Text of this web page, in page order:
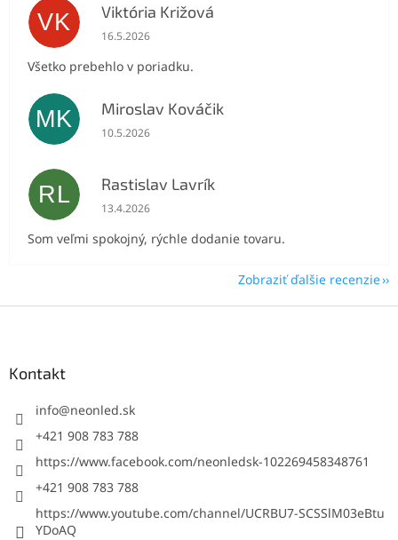
VK Viktória Križová
Hodnotenie obchodu je 5 z 5 hviezdičiek.
16.5.2026
Všetko prebehlo v poriadku.
MK Miroslav Kováčik
Hodnotenie obchodu je 5 z 5 hviezdičiek.
10.5.2026
RL Rastislav Lavrík
Hodnotenie obchodu je 5 z 5 hviezdičiek.
13.4.2026
Som veľmi spokojný, rýchle dodanie tovaru.
Zobraziť ďalšie recenzie
Kontakt
info@neonled.sk
+421 908 783 788
https://www.facebook.com/neonledsk-102269458348761
+421 908 783 788
https://www.youtube.com/channel/UCRBU7-SCSSlM03eBtu
YDoAQ